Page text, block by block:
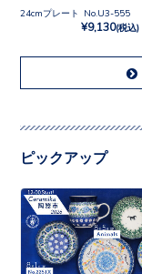
24cmプレート No.U3-555
¥9,130(税込)
ピックアップ